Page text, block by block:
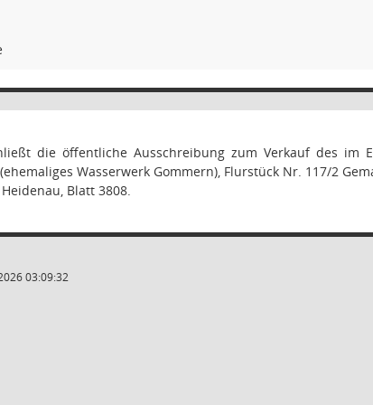
die öffentliche Ausschreibung zum Verkauf des im
Wasserwerk Gommern), Flurstück Nr. 117/2
Blatt 3808.
03:09:32